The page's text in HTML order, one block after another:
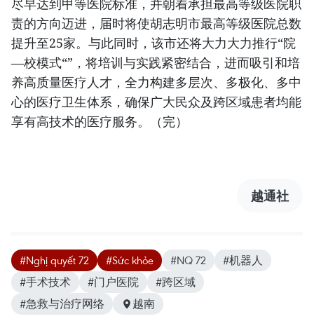
尽早达到甲等医院标准，并朝着承担最高等级医院职
责的方向迈进，届时将使胡志明市最高等级医院总数
提升至25家。与此同时，该市还将大力大力推行“院
—校模式“”，将培训与实践紧密结合，进而吸引和培
养高质量医疗人才，全力构建多层次、多极化、多中
心的医疗卫生体系，确保广大民众及跨区域患者均能
享有高技术的医疗服务。（完）
越通社
#Nghị quyết 72 #Sức khỏe #NQ 72
#机器人
#手术技术
#门户医院
#跨区域
#急救与治疗网络
越南